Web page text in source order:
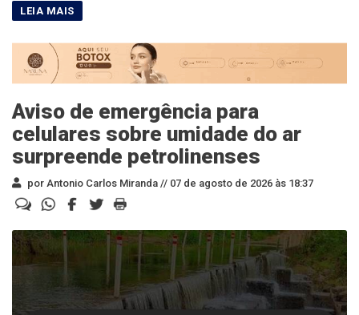
Aviso de emergência para
celulares sobre umidade do ar
surpreende petrolinenses
por Antonio Carlos Miranda // 07 de agosto de 2026 às 18:37